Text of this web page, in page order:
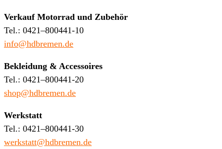
Verkauf Motorrad und Zubehör
Tel.: 0421–800441-10
info@hdbremen.de
Bekleidung & Accessoires
Tel.: 0421–800441-20
shop@hdbremen.de
Werkstatt
Tel.: 0421–800441-30
werkstatt@hdbremen.de